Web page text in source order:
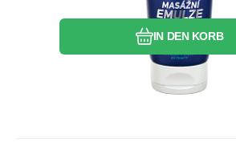
IN DEN KORB